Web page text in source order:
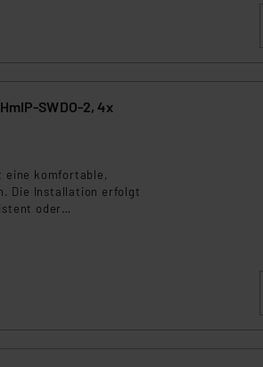
eine komfortable,
Die Installation erfolgt
oder